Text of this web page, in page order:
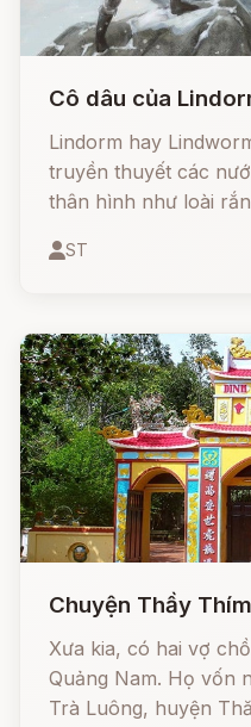
Cô dâu của
Lindorm hay
truyền thuyết các
thân hình như loài
chi trước cùng móng
ST
Chuyện Thầy
Xưa kia, có hai vợ
Quảng Nam. Họ vốn
Trà Luông, huyện